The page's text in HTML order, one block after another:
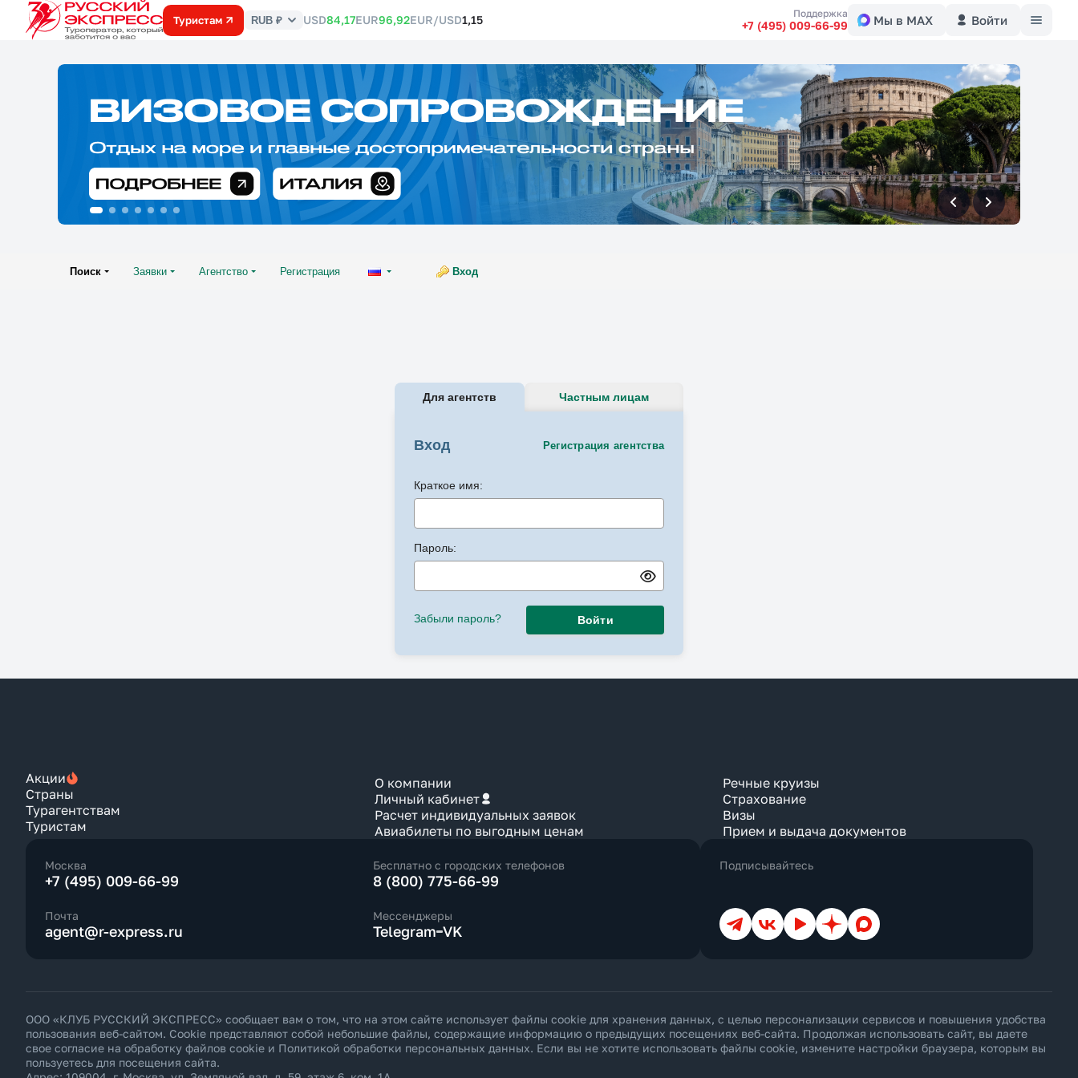
Туристам
Курс
RUB ₽ USD84,17EUR96,92EUR/USD1,15 Поддержка
+7 (495) 009-66-99 Мы в MAX Войти
впередвперед
Поиск Заявки Агентство Регистрация Вход
Для агентств Частным лицам
Вход Регистрация агентства
Краткое имя:
Пароль:
Забыли пароль? Войти
Акции
Страны
Турагентствам
Туристам
О компании
Личный кабинет
Расчет индивидуальных заявок
Авиабилеты по выгодным ценам
Речные круизы
Страхование
Визы
Прием и выдача документов
Москва
+7 (495) 009-66-99
Бесплатно с городских телефонов
8 (800) 775-66-99
Почта
agent@r-express.ru
Мессенджеры
Telegram VK
Подписывайтесь
ТелеграмВКонтакте
YouTubeДзен Max
ООО «КЛУБ РУССКИЙ ЭКСПРЕСС» сообщает вам о том, что на этом сайте использует файлы cookie для хранения данных, с целью персонализации сервисов и повышения удобства
пользования веб-сайтом. Cookie представляют собой небольшие файлы, содержащие информацию о предыдущих посещениях веб-сайта. Продолжая использовать сайт, вы даете
свое согласие на обработку файлов cookie и Политикой обработки персональных данных. Если вы не хотите использовать файлы cookie, измените настройки браузера, которым вы
пользуетесь для посещения сайта.